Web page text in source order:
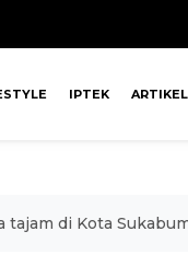
IPTEK ARTIKEL
di Kota